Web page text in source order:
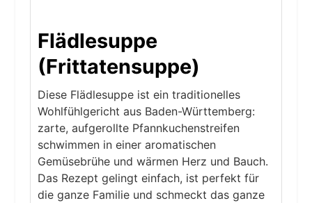
Flädlesuppe
(Frittatensuppe)
Diese Flädlesuppe ist ein traditionelles
Wohlfühlgericht aus Baden-Württemberg:
zarte, aufgerollte Pfannkuchenstreifen
schwimmen in einer aromatischen
Gemüsebrühe und wärmen Herz und Bauch.
Das Rezept gelingt einfach, ist perfekt für
die ganze Familie und schmeckt das ganze